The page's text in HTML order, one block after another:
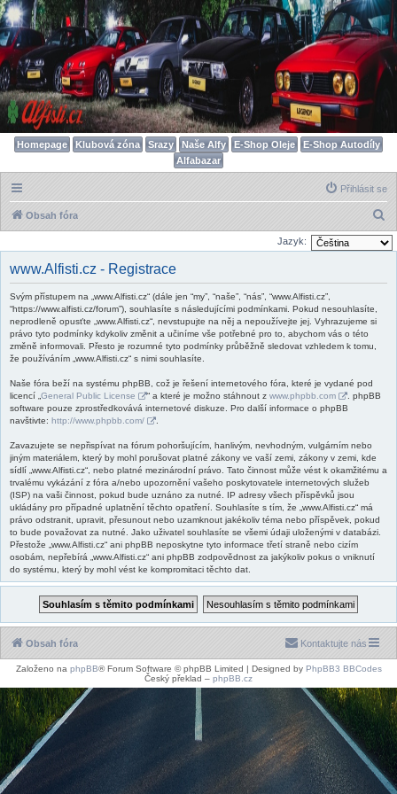
Homepage Klubová zóna Srazy Naše Alfy E-Shop Oleje
E-Shop Autodíly
Alfabazar
Přihlásit se
Obsah fóra
l
Jazyk:
www.Alfisti.cz - Registrace
Svým přístupem na „www.Alfisti.cz“ (dále jen “my”, “naše”, “nás”, “www.Alfisti.cz”,
“https://www.alfisti.cz/forum”), souhlasíte s následujícími podmínkami. Pokud nesouhlasíte,
neprodleně opusťte „www.Alfisti.cz“, nevstupujte na něj a nepoužívejte jej. Vyhrazujeme si
právo tyto podmínky kdykoliv změnit a učiníme vše potřebné pro to, abychom vás o této
změně informovali. Přesto je rozumné tyto podmínky průběžně sledovat vzhledem k tomu,
že používáním „www.Alfisti.cz“ s nimi souhlasíte.
Naše fóra beží na systému phpBB, což je řešení internetového fóra, které je vydané pod
licencí „ General Public License “ a které je možno stáhnout z www.phpbb.com
. phpBB
software pouze zprostředkovává internetové diskuze. Pro další informace o phpBB
navštivte: http://www.phpbb.com/
Zavazujete se nepřispívat na fórum pohoršujícím, hanlivým, nevhodným, vulgárním nebo
jiným materiálem, který by mohl porušovat platné zákony ve vaší zemi, zákony v zemi, kde
sídlí „www.Alfisti.cz“, nebo platné mezinárodní právo. Tato činnost může vést k okamžitému a
trvalému vykázání z fóra a/nebo upozornění vašeho poskytovatele internetových služeb
(ISP) na vaši činnost, pokud bude uznáno za nutné. IP adresy všech příspěvků jsou
ukládány pro případné uplatnění těchto opatření. Souhlasíte s tím, že „www.Alfisti.cz“ má
právo odstranit, upravit, přesunout nebo uzamknout jakékoliv téma nebo příspěvek, pokud
to bude považovat za nutné. Jako uživatel souhlasíte se všemi údaji uloženými v databázi.
Přestože „www.Alfisti.cz“ ani phpBB neposkytne tyto informace třetí straně nebo cizím
osobám, nepřebírá „www.Alfisti.cz“ ani phpBB zodpovědnost za jakýkoliv pokus o vniknutí
do systému, který by mohl vést ke kompromitaci těchto dat.
Obsah fóra Kontaktujte nás
Založeno na phpBB® Forum Software © phpBB Limited | Designed by PhpBB3 BBCodes
Český překlad – phpBB.cz